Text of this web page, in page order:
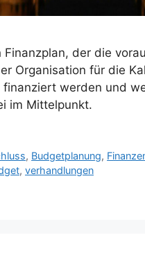
der die
Organisation für die
werden und
im Mittelpunkt.
, Budgetplanung,
, verhandlungen